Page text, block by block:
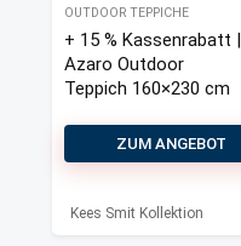
OUTDOOR TEPPICHE
+ 15 % Kassenrabatt |
Azaro Outdoor
Teppich 160×230 cm
ZUM ANGEBOT
Kees Smit Kollektion